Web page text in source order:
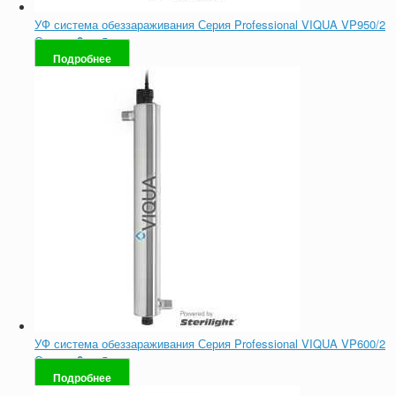
УФ система обеззараживания Серия Professional VIQUA VP950/2
Оценка0из 5
Подробнее
УФ система обеззараживания Серия Professional VIQUA VP600/2
Оценка0из 5
Подробнее